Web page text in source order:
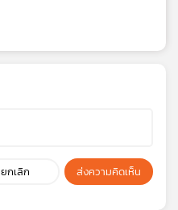
ยกเลิก ส่งความคิดเห็น